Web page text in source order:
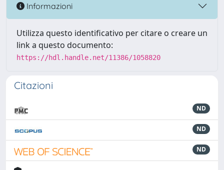
Informazioni
Utilizza questo identificativo per citare o creare un
link a questo documento:
https://hdl.handle.net/11386/1058820
Citazioni
ND
ND
ND